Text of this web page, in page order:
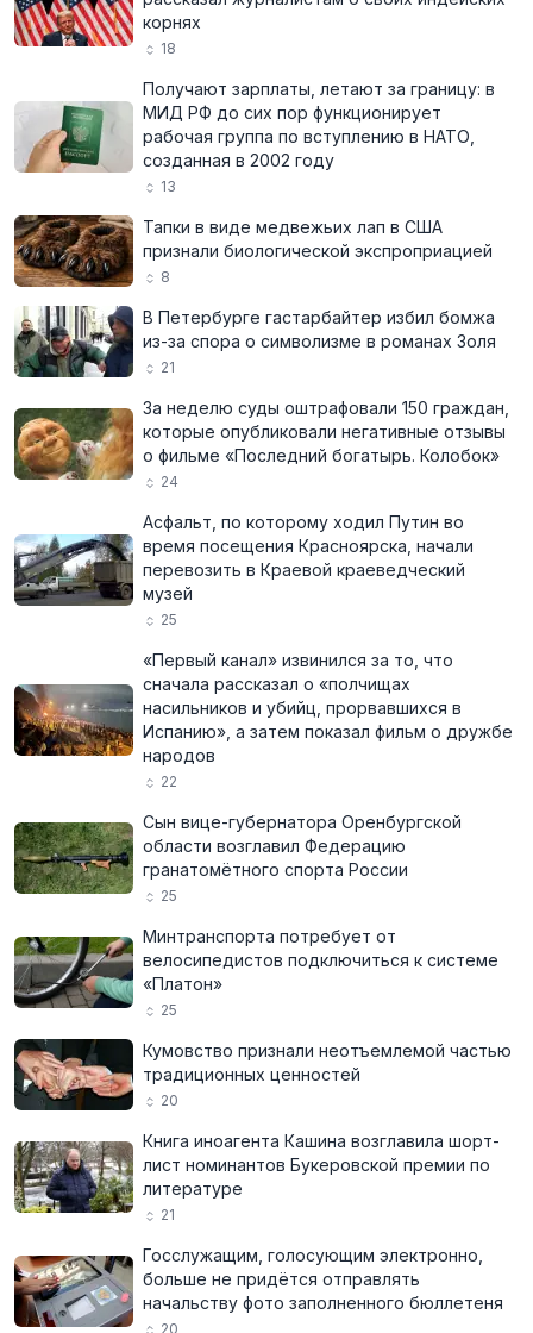
корнях
18
Получают зарплаты, летают за границу: в
МИД РФ до сих пор функционирует
рабочая группа по вступлению в НАТО,
созданная в 2002 году
13
Тапки в виде медвежьих лап в США
признали биологической экспроприацией
8
В Петербурге гастарбайтер избил бомжа
из-за спора о символизме в романах Золя
21
За неделю суды оштрафовали 150 граждан,
которые опубликовали негативные отзывы
о фильме «Последний богатырь. Колобок»
24
Асфальт, по которому ходил Путин во
время посещения Красноярска, начали
перевозить в Краевой краеведческий
музей
25
«Первый канал» извинился за то, что
сначала рассказал о «полчищах
насильников и убийц, прорвавшихся в
Испанию», а затем показал фильм о дружбе
народов
22
Сын вице-губернатора Оренбургской
области возглавил Федерацию
гранатомётного спорта России
25
Минтранспорта потребует от
велосипедистов подключиться к системе
«Платон»
25
Кумовство признали неотъемлемой частью
традиционных ценностей
20
Книга иноагента Кашина возглавила шорт-
лист номинантов Букеровской премии по
литературе
21
Госслужащим, голосующим электронно,
больше не придётся отправлять
начальству фото заполненного бюллетеня
20